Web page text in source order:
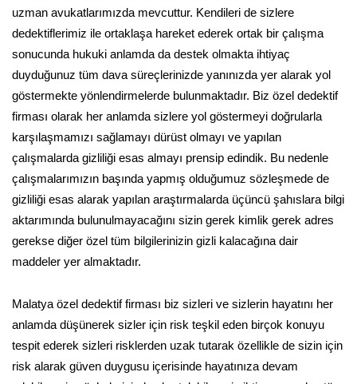
uzman avukatlarımızda mevcuttur. Kendileri de sizlere
dedektiflerimiz ile ortaklaşa hareket ederek ortak bir çalışma
sonucunda hukuki anlamda da destek olmakta ihtiyaç
duyduğunuz tüm dava süreçlerinizde yanınızda yer alarak yol
göstermekte yönlendirmelerde bulunmaktadır. Biz özel dedektif
firması olarak her anlamda sizlere yol göstermeyi doğrularla
karşılaşmamızı sağlamayı dürüst olmayı ve yapılan
çalışmalarda gizliliği esas almayı prensip edindik. Bu nedenle
çalışmalarımızın başında yapmış olduğumuz sözleşmede de
gizliliği esas alarak yapılan araştırmalarda üçüncü şahıslara bilgi
aktarımında bulunulmayacağını sizin gerek kimlik gerek adres
gerekse diğer özel tüm bilgilerinizin gizli kalacağına dair
maddeler yer almaktadır.
Malatya özel dedektif firması biz sizleri ve sizlerin hayatını her
anlamda düşünerek sizler için risk teşkil eden birçok konuyu
tespit ederek sizleri risklerden uzak tutarak özellikle de sizin için
risk alarak güven duygusu içerisinde hayatınıza devam